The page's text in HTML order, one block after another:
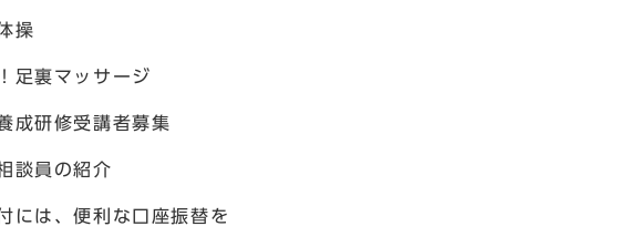
操
足裏マッサージ
成研修受講者募集
談員の紹介
には、便利な口座振替を